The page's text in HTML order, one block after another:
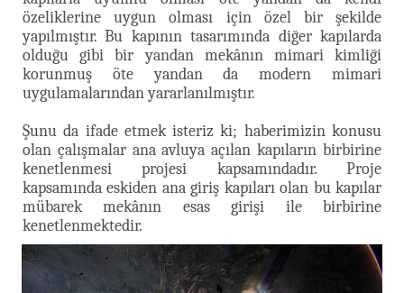
özeliklerine uygun olması için özel bir şekilde
yapılmıştır. Bu kapının tasarımında diğer kapılarda
olduğu gibi bir yandan mekânın mimari kimliği
korunmuş öte yandan da modern mimari
uygulamalarından yararlanılmıştır.
Şunu da ifade etmek isteriz ki; haberimizin konusu
olan çalışmalar ana avluya açılan kapıların birbirine
kenetlenmesi projesi kapsamındadır. Proje
kapsamında eskiden ana giriş kapıları olan bu kapılar
mübarek mekânın esas girişi ile birbirine
kenetlenmektedir.